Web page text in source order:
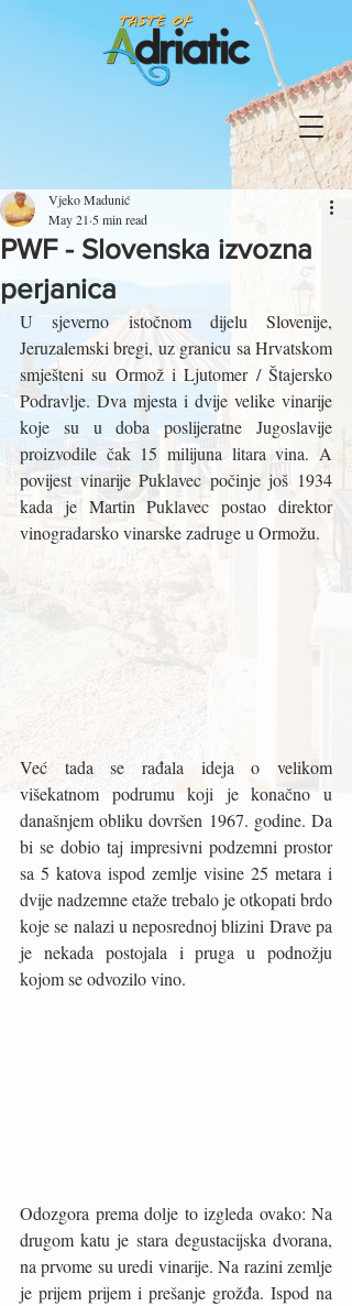
PWF - Slovenska izvozna
perjanica
Vjeko Madunić
May 21 5 min read
U sjeverno istočnom dijelu Slovenije,
Jeruzalemski bregi, uz granicu sa Hrvatskom
smješteni su Ormož i Ljutomer / Štajersko
Podravlje. Dva mjesta i dvije velike vinarije
koje su u doba poslijeratne Jugoslavije
proizvodile čak 15 milijuna litara vina. A
povijest vinarije Puklavec počinje još 1934
kada je Martin Puklavec postao direktor
vinogradarsko vinarske zadruge u Ormožu.
Već tada se rađala ideja o velikom
višekatnom podrumu koji je konačno u
današnjem obliku dovršen 1967. godine. Da
bi se dobio taj impresivni podzemni prostor
sa 5 katova ispod zemlje visine 25 metara i
dvije nadzemne etaže trebalo je otkopati brdo
koje se nalazi u neposrednoj blizini Drave pa
je nekada postojala i pruga u podnožju
kojom se odvozilo vino.
Odozgora prema dolje to izgleda ovako: Na
drugom katu je stara degustacijska dvorana,
na prvome su uredi vinarije. Na razini zemlje
je prijem prijem i prešanje grožđa. Ispod na